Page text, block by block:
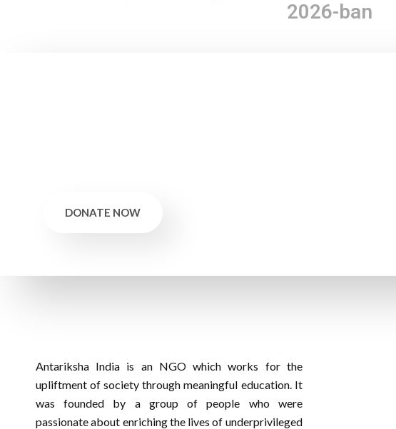
2026-ban
DONATE NOW
Antariksha India is an NGO which works for the
upliftment of society through meaningful education. It
was founded by a group of people who were
passionate about enriching the lives of underprivileged